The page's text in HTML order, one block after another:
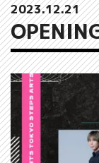
2023.12.21